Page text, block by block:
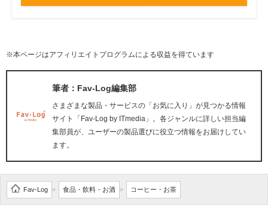
※本ページはアフィリエイトプログラムによる収益を得ています
筆者：Fav-Log編集部
さまざまな製品・サービスの「お気に入り」が見つかる情報
サイト「Fav-Log by ITmedia」。各ジャンルに詳しい担当編
集部員が、ユーザーの製品選びに役立つ情報をお届けしてい
ます。
Fav-Log > 食品・飲料・お酒 > コーヒー・お茶